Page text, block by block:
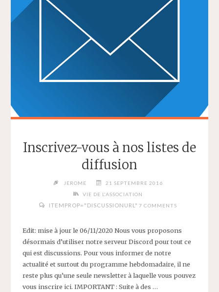
Inscrivez-vous à nos listes de
diffusion
JEROME
21 SEPTEMBRE 2016
VIE DE L'ASSOCIATION
ITEMPROP="DISCUSSIONURL" 7 COMMENTS
Edit: mise à jour le 06/11/2020 Nous vous proposons
désormais d’utiliser notre serveur Discord pour tout ce
qui est discussions. Pour vous informer de notre
actualité et surtout du programme hebdomadaire, il ne
reste plus qu’une seule newsletter à laquelle vous pouvez
vous inscrire ici. IMPORTANT : Suite à des …